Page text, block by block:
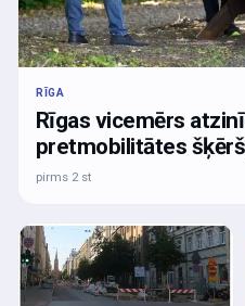
RĪGA
Rīgas vicemērs
pretmobilitātes
pirms 2 st